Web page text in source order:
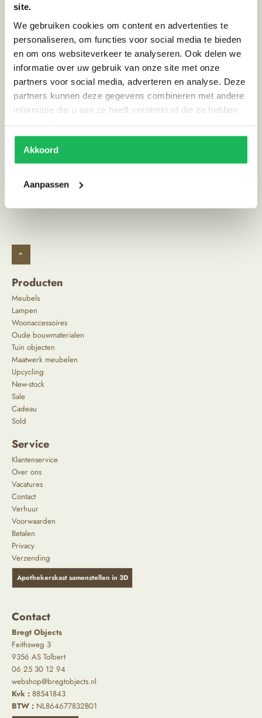
site.
We gebruiken cookies om content en advertenties te
personaliseren, om functies voor social media te bieden
en om ons websiteverkeer te analyseren. Ook delen we
informatie over uw gebruik van onze site met onze
partners voor social media, adverteren en analyse. Deze
partners kunnen deze gegevens combineren met andere
informatie die u aan ze heeft verstrekt of die ze hebben
Akkoord
Aanpassen
Specificaties
Afmeting (HxBxD) 63 x 40 x 40
Materiaal Porselein
Kleur Okergeel
Land van herkomst China
Stijl Ibiza vibe
Alternatieve producten
^
Producten
Meubels
Lampen
Woonaccessoires
Oude bouwmaterialen
Tuin objecten
Maatwerk meubelen
Upcycling
New-stock
Sale
Cadeau
Sold
Service
Klantenservice
Over ons
Vacatures
Contact
Verhuur
Voorwaarden
Betalen
Privacy
Verzending
Apothekerskast samenstellen in 3D
Contact
Bregt Objects
Feithsweg 3
9356 AS Tolbert
06 25 30 12 94
webshop@bregtobjects.nl
Kvk : 88541843
BTW : NL864677832B01